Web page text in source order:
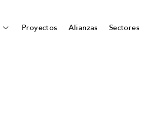
Proyectos Alianzas Sectores